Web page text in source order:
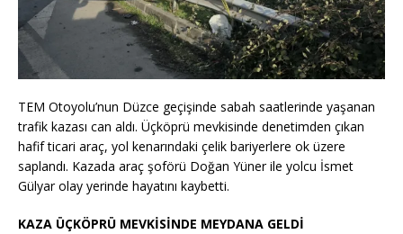
TEM Otoyolu’nun Düzce geçişinde sabah saatlerinde yaşanan
trafik kazası can aldı. Üçköprü mevkisinde denetimden çıkan
hafif ticari araç, yol kenarındaki çelik bariyerlere ok üzere
saplandı. Kazada araç şoförü Doğan Yüner ile yolcu İsmet
Gülyar olay yerinde hayatını kaybetti.
KAZA ÜÇKÖPRÜ MEVKİSİNDE MEYDANA GELDİ